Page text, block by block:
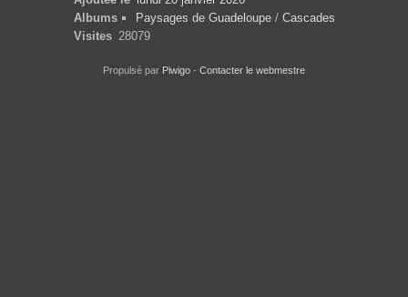
Albums
Paysages de Guadeloupe/ Cascades
Visites 28079
Propulsé par Piwigo - Contacter le webmestre